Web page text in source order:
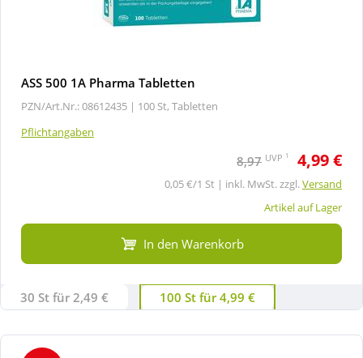
ASS 500 1A Pharma Tabletten
PZN/Art.Nr.: 08612435 | 100 St, Tabletten
Pflichtangaben
8,97 UVP 1 4,99 €
0,05 €/1 St | inkl. MwSt. zzgl.Versand
Artikel auf Lager
In den Warenkorb
30 St für 2,49 € 100 St für 4,99 €